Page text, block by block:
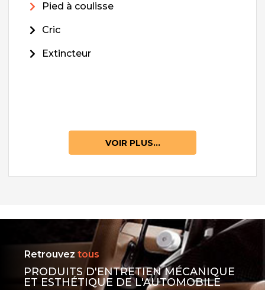
Pied à coulisse
Cric
Extincteur
VOIR PLUS...
Retrouvez tous
PRODUITS D'ENTRETIEN MÉCANIQUE
ET ESTHÉTIQUE DE L'AUTOMOBILE